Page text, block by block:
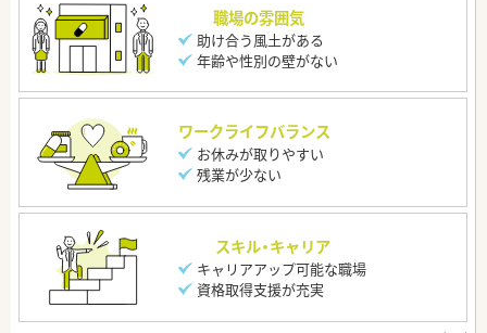
職場の雰囲気
助け合う風土がある
年齢や性別の壁がない
ワークライフバランス
お休みが取りやすい
残業が少ない
スキル・キャリア
キャリアアップ可能な職場
資格取得支援が充実